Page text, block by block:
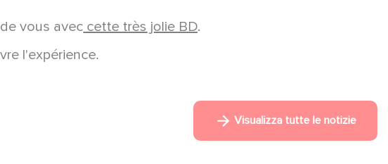
vous avec cette très jolie BD.
l'expérience.
Visualizza tutte le notizie